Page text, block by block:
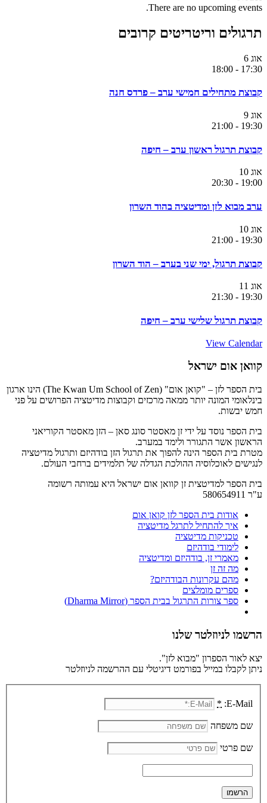
There are no upcoming events.
תרגולים וריטריטים קרובים
אוג 6
17:30
-
18:00
קבוצת מתחילים חמישי ערב – פרדס חנה
אוג 9
19:30
-
21:00
קבוצת תרגול ראשון ערב – חיפה
אוג 10
19:00
-
20:30
ערב מבוא לזן ומדיטציה בהוד השרון
אוג 10
19:30
-
21:00
קבוצת תרגול, ימי שני בערב – הוד השרון
אוג 11
19:30
-
21:30
קבוצת תרגול שלישי ערב – חיפה
View Calendar
קוואן אום ישראל
בית הספר לזן – "קואן אום" (The Kwan Um School of Zen) הינו ארגון
בינלאומי המונה יותר ממאה מרכזים וקבוצות מדיטציה הפרושים על פני
חמש יבשות.
בית הספר נוסד על ידי זן מאסטר סונג סאן – הזן מאסטר הקוריאני
הראשון אשר התגורר ולימד במערב.
מטרת בית הספר הינה להפוך את תרגול הזן בודהיזם ותרגול מדיטציה
לנגישים לאוכלוסיה ההולכת הגדלה של תלמידים ברחבי העולם.
בית הספר למדיטצית זן קוואן אום ישראל היא עמותה רשומה
ע"ר 580654911
אודות בית הספר לזן קואן אום
איך להתחיל לתרגל מדיטציה
טכניקות מדיטציה
לימודי בודהיזם
מאמרי זן, בודהיזם ומדיטציה
מה זה זן
מהם עקרונות הבודהיזם?
ספרים מומלצים
ספר צורות התרגול בבית הספר (Dharma Mirror)
הרשמו לניוזלטר שלנו
יצא לאור הספרון "מבוא לזן".
ניתן לקבלו במייל בפורמט דיגיטלי עם ההרשמה לניוזלטר
E-Mail:
*
שם משפחה
שם פרטי